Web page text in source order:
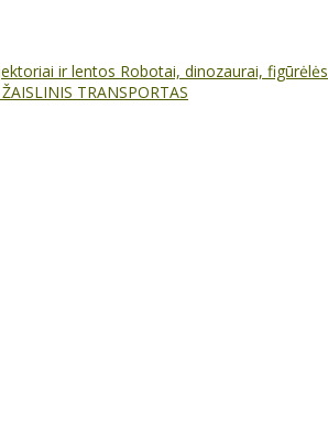
ir lentos Robotai, dinozaurai, figūrėlės
ŽAISLINIS TRANSPORTAS